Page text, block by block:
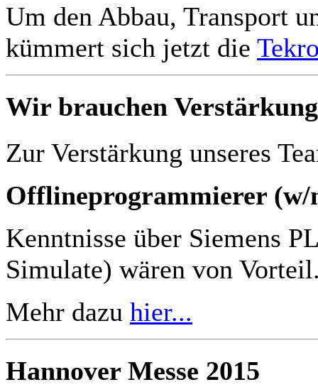
Um den Abbau, Transport
kümmert sich jetzt die
Wir brauchen
Zur Verstärkung unseres
Offlineprogrammierer
Kenntnisse über Siemens
Simulate) wären von
Mehr dazu hier...
Hannover Messe 2015